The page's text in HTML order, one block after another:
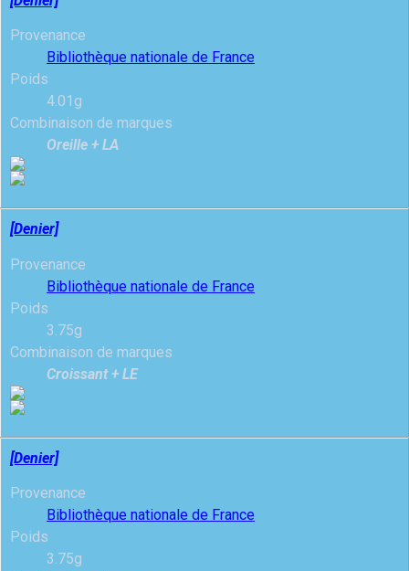
Provenance
Bibliothèque nationale de France
Poids
4.01g
Combinaison de marques
Oreille + LA
[Denier]
Provenance
Bibliothèque nationale de France
Poids
3.75g
Combinaison de marques
Croissant + LE
[Denier]
Provenance
Bibliothèque nationale de France
Poids
3.75g